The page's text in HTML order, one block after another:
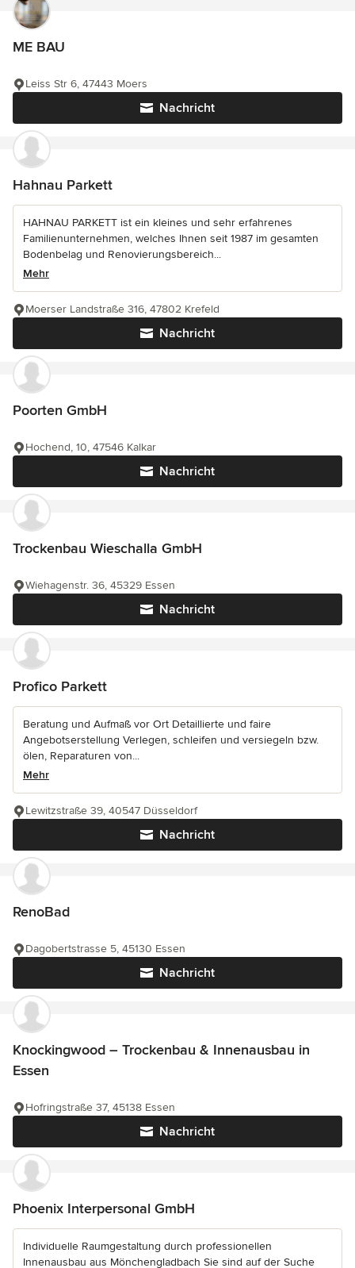
ME BAU
Nachricht
Leiss Str 6, 47443 Moers
Hahnau Parkett
HAHNAU PARKETT ist ein kleines und sehr erfahrenes
Familienunternehmen, welches Ihnen seit 1987 im gesamten
Bodenbelag und Renovierungsbereich...
Mehr
Nachricht
Moerser Landstraße 316, 47802 Krefeld
Poorten GmbH
Nachricht
Hochend, 10, 47546 Kalkar
Trockenbau Wieschalla GmbH
Nachricht
Wiehagenstr. 36, 45329 Essen
Profico Parkett
Beratung und Aufmaß vor Ort Detaillierte und faire
Angebotserstellung Verlegen, schleifen und versiegeln bzw.
ölen, Reparaturen von...
Mehr
Nachricht
Lewitzstraße 39, 40547 Düsseldorf
RenoBad
Nachricht
Dagobertstrasse 5, 45130 Essen
Knockingwood – Trockenbau & Innenausbau in
Essen
Nachricht
Hofringstraße 37, 45138 Essen
Phoenix Interpersonal GmbH
Individuelle Raumgestaltung durch professionellen
Innenausbau aus Mönchengladbach Sie sind auf der Suche